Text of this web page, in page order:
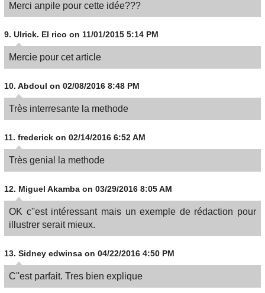
Merci anpile pour cette idée???
9. Ulrick. El rico on 11/01/2015 5:14 PM
Mercie pour cet article
10. Abdoul on 02/08/2016 8:48 PM
Très interresante la methode
11. frederick on 02/14/2016 6:52 AM
Très genial la methode
12. Miguel Akamba on 03/29/2016 8:05 AM
OK c''est intéressant mais un exemple de rédaction pour
illustrer serait mieux.
13. Sidney edwinsa on 04/22/2016 4:50 PM
C''est parfait. Tres bien explique